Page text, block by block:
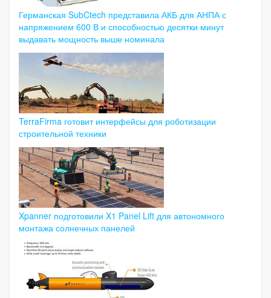
Германская SubCtech представила АКБ для АНПА с
напряжением 600 В и способностью десятки минут
выдавать мощность выше номинала
TerraFirma готовит интерфейсы для роботизации
строительной техники
Xpanner подготовили X1 Panel Lift для автономного
монтажа солнечных панелей